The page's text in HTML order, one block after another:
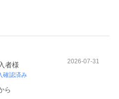
者様
確認済み
2026-07-31
ら